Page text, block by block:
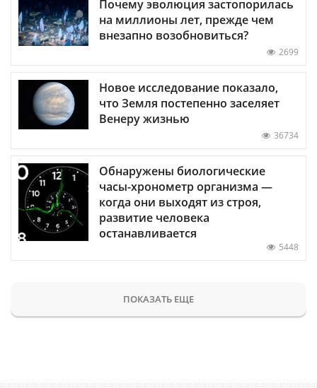
Почему эволюция застопорилась
на миллионы лет, прежде чем
внезапно возобновиться?
2699
Новое исследование показало,
что Земля постепенно заселяет
Венеру жизнью
36734
Обнаружены биологические
часы-хронометр организма —
когда они выходят из строя,
развитие человека
останавливается
5448
ПОКАЗАТЬ ЕЩЕ